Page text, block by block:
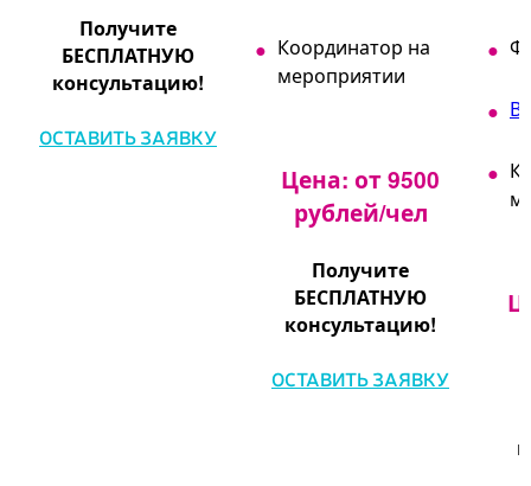
Получите
БЕСПЛАТНУЮ
консультацию!
ОСТАВИТЬ ЗАЯВКУ
Координатор на
мероприятии
Цена: от 9500
рублей/чел
Получите
БЕСПЛАТНУЮ
консультацию!
ОСТАВИТЬ ЗАЯВКУ